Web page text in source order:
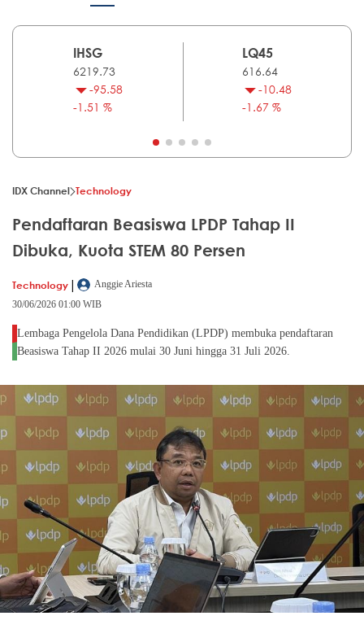
IHSG
6219.73
-95.58
-1.51 %
LQ45
616.64
-10.48
-1.67 %
IDX Channel Technology
Pendaftaran Beasiswa LPDP Tahap II
Dibuka, Kuota STEM 80 Persen
Technology |
Anggie Ariesta
30/06/2026 01:00 WIB
Lembaga Pengelola Dana Pendidikan (LPDP) membuka pendaftaran
Beasiswa Tahap II 2026 mulai 30 Juni hingga 31 Juli 2026.